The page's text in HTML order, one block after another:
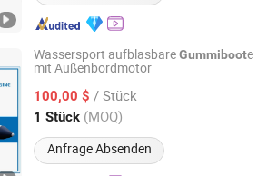
Wassersport aufblasbareGummiboote
mit Außenbordmotor
100,00 $ / Stück
1 Stück (MOQ)
Anfrage Absenden
LTD.
Seit 2013